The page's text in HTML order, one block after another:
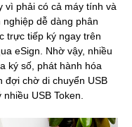
vì phải có cả máy tính và
dễ dàng phân
trực tiếp ký ngay trên
eSign. Nhờ vậy, nhiều
ký số, phát hành hóa
đợi chờ di chuyển USB
USB Token.